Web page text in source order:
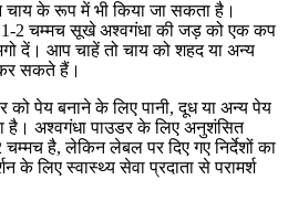
चाय के रूप में भी किया जा सकता है।
1-2 चम्मच सूखे अश्वगंधा की जड़ को एक कप
दें। आप चाहें तो चाय को शहद या अन्य
सकते हैं।
को पेय बनाने के लिए पानी, दूध या अन्य पेय
है। अश्वगंधा पाउडर के लिए अनुशंसित
है, लेकिन लेबल पर दिए गए निर्देशों का
के लिए स्वास्थ्य सेवा प्रदाता से परामर्श